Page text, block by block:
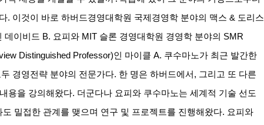
. 이것이 바로 하버드경영대학원 국제경영학 분야의 맥스 & 도리스
데이비드 B. 요피와 MIT 슬론 경영대학원 경영학 분야의 SMR
Distinguished Professor)인 마이클 A. 쿠수마노가 최근 발간한
경영전략 분야의 전문가다. 한 명은 하버드에서, 그리고 또 다른
용을 강의해왔다. 더군다나 요피와 쿠수마노는 세계적 기술 선도
밀접한 관계를 맺으며 연구 및 프로젝트를 진행해왔다. 요피와